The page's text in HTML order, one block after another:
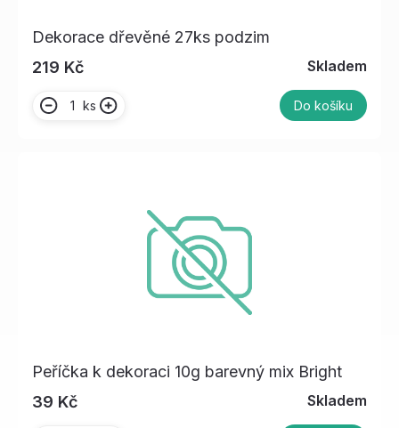
Dekorace dřevěné 27ks podzim
219 Kč
Skladem
ks Do košíku
Peříčka k dekoraci 10g barevný mix Bright
39 Kč
Skladem